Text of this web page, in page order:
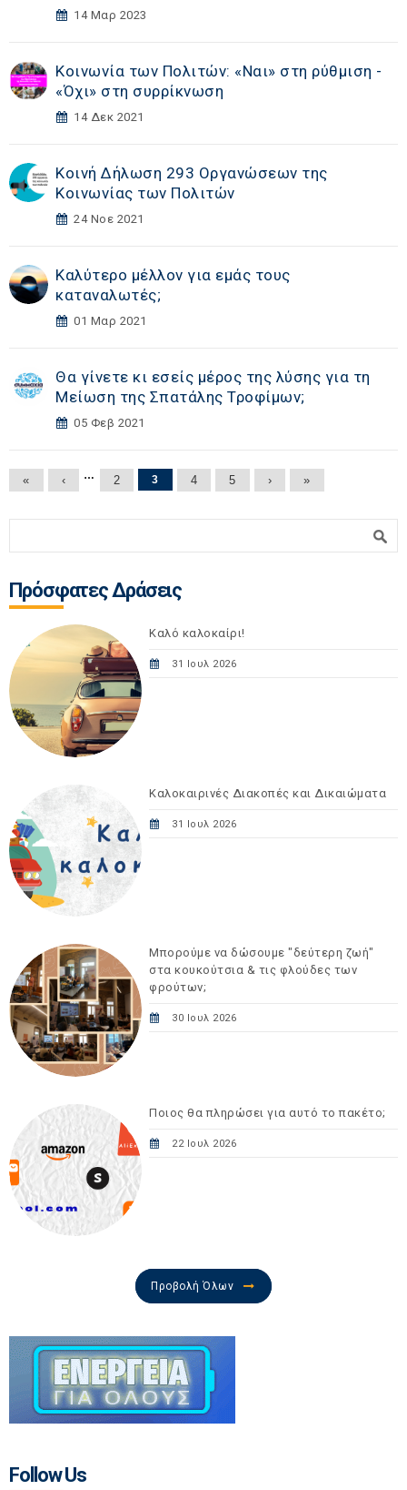
14 Μαρ 2023
Κοινωνία των Πολιτών: «Ναι» στη ρύθμιση -
«Όχι» στη συρρίκνωση
14 Δεκ 2021
Κοινή Δήλωση 293 Οργανώσεων της
Κοινωνίας των Πολιτών
24 Νοε 2021
Καλύτερο μέλλον για εμάς τους
καταναλωτές;
01 Μαρ 2021
Θα γίνετε κι εσείς μέρος της λύσης για τη
Μείωση της Σπατάλης Τροφίμων;
05 Φεβ 2021
Σελίδες
« ‹ … 2 3 4 5 › »
Πρόσφατες Δράσεις
Καλό καλοκαίρι!
31 Ιουλ 2026
Καλοκαιρινές Διακοπές και Δικαιώματα
31 Ιουλ 2026
Μπορούμε να δώσουμε "δεύτερη ζωή"
στα κουκούτσια & τις φλούδες των
φρούτων;
30 Ιουλ 2026
Ποιος θα πληρώσει για αυτό το πακέτο;
22 Ιουλ 2026
Προβολή Όλων
Follow Us